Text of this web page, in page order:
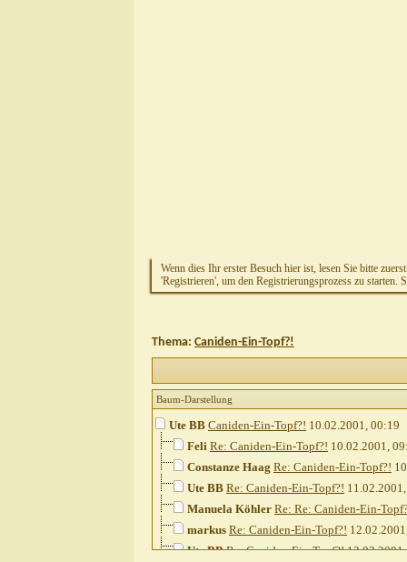
Wenn dies Ihr erster Besuch hier ist, lesen Sie bitte
'Registrieren', um den Registrierungsprozess zu starten.
Thema: Caniden-Ein-Topf?!
Baum-Darstellung
Ute BB Caniden-Ein-Topf?! 10.02.2001, 00:19
Feli Re: Caniden-Ein-Topf?! 10.02.2001,
Constanze Haag Re: Caniden-Ein-Topf?!
Ute BB Re: Caniden-Ein-Topf?! 11.02.2001,
Manuela Köhler Re: Re: Caniden-Ein-
markus Re: Caniden-Ein-Topf?!
Ute BB Re: Caniden-Ein-Topf?!